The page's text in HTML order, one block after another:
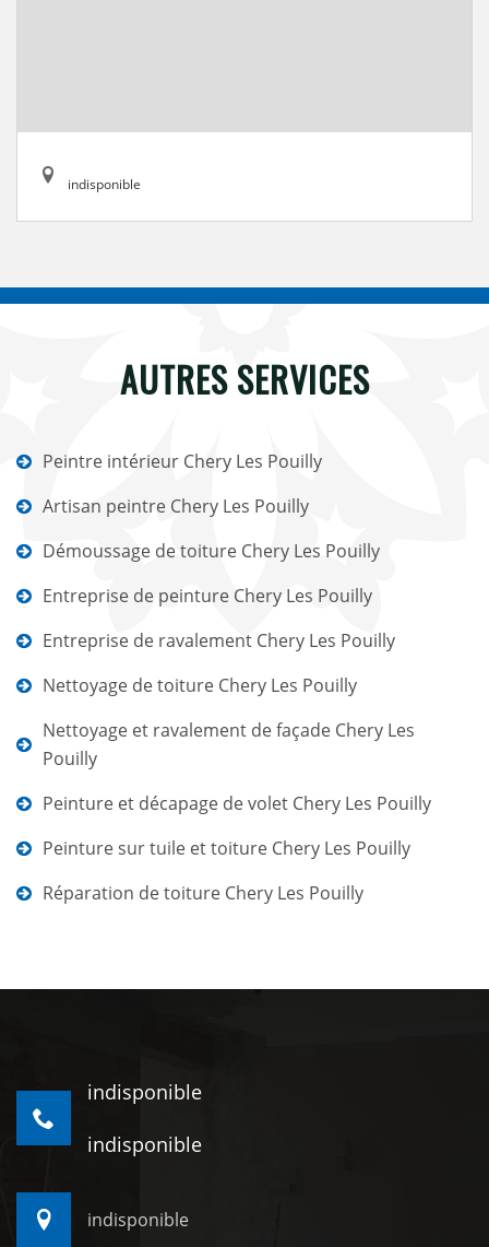
indisponible
AUTRES SERVICES
Peintre intérieur Chery Les Pouilly
Artisan peintre Chery Les Pouilly
Démoussage de toiture Chery Les Pouilly
Entreprise de peinture Chery Les Pouilly
Entreprise de ravalement Chery Les Pouilly
Nettoyage de toiture Chery Les Pouilly
Nettoyage et ravalement de façade Chery Les
Pouilly
Peinture et décapage de volet Chery Les Pouilly
Peinture sur tuile et toiture Chery Les Pouilly
Réparation de toiture Chery Les Pouilly
indisponible
indisponible
indisponible